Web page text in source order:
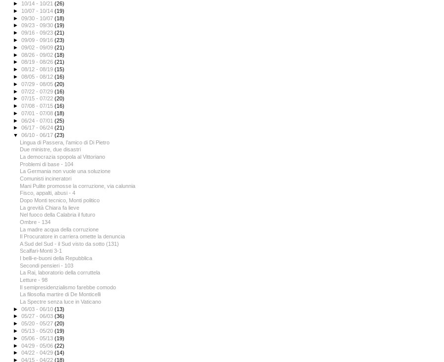
► 10/14 - 10/21(26)
► 10/07 - 10/14(19)
►09/30 - 10/07(18)
►09/23 - 09/30(19)
►09/16 - 09/23(21)
►09/09 - 09/16(23)
►09/02 - 09/09(21)
►08/26 - 09/02(18)
►08/19 - 08/26(21)
►08/12 - 08/19(15)
►08/05 - 08/12(16)
►07/29 - 08/05(20)
►07/22 - 07/29(16)
►07/15 - 07/22(20)
►07/08 - 07/15(16)
►07/01 - 07/08(18)
►06/24 - 07/01(25)
►06/17 - 06/24(21)
▼06/10 - 06/17(23)
Lingua di Passera, l’amico di Di Pietro
Due ministre, due disastri
La democrazia spopola al Vittoriano
Problemi di base - 104
La Germania non vuole una soluzione
Comunisti incineratori
Mani Pulite promosse la corruzione, via calunnia
Fisco, appalti, abusi - 4
Dopo Monti tecnico, Monti politico
La grevità Chiara fa lieve
Nel fuoco della Calabria il futuro
Ombre - 134
La madre acqua della corruzione
Il Procuratore in carriera omette la denuncia
A Sud del Sud - il Sud visto da sotto (131)
Scalfari-Monti 3-1
I belli-e-buoni della Repubblica
Secondi pensieri - 103
La Rai, laboratorio della corruttela
Letture - 98
Il semipresidenzialismo farebbe comodo
La filosofia martire di De Monticelli
La Spectre senza luce in Vaticano
►06/03 - 06/10(13)
►05/27 - 06/03(36)
►05/20 - 05/27(20)
►05/13 - 05/20(19)
►05/06 - 05/13(19)
►04/29 - 05/06(22)
►04/22 - 04/29(14)
►04/15 - 04/22(18)